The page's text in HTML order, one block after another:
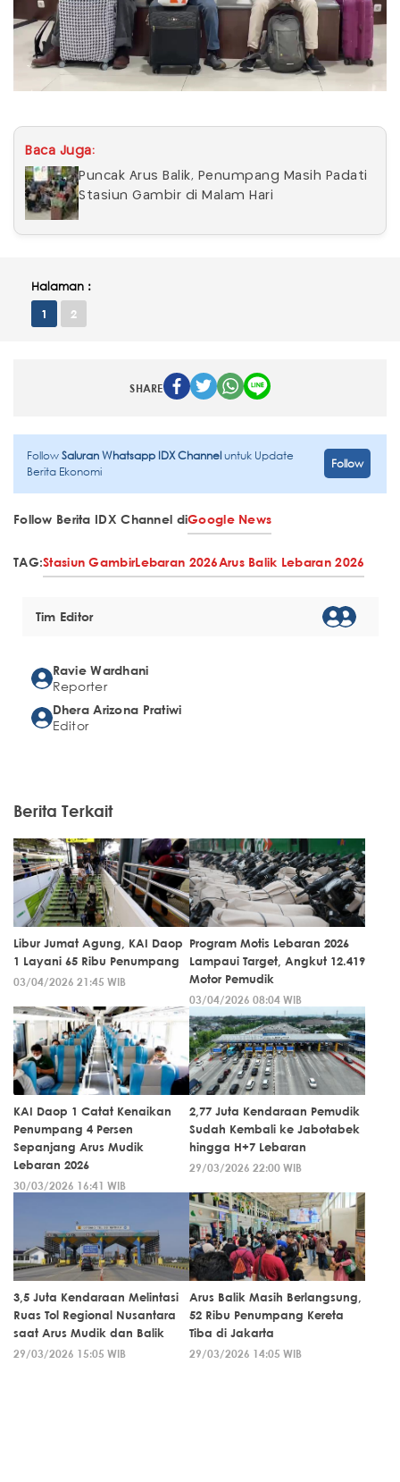
Baca Juga:
Puncak Arus Balik, Penumpang Masih Padati
Stasiun Gambir di Malam Hari
Halaman :
1 2
SHARE
FollowSaluran Whatsapp IDX Channeluntuk Update
Berita Ekonomi
Follow
Follow Berita IDX Channel diGoogle News
TAG:Stasiun GambirLebaran 2026Arus Balik Lebaran 2026
Tim Editor
Ravie Wardhani
Reporter
Dhera Arizona Pratiwi
Editor
Berita Terkait
Libur Jumat Agung, KAI Daop
1 Layani 65 Ribu Penumpang
03/04/2026 21:45 WIB
Program Motis Lebaran 2026
Lampaui Target, Angkut 12.419
Motor Pemudik
03/04/2026 08:04 WIB
KAI Daop 1 Catat Kenaikan
Penumpang 4 Persen
Sepanjang Arus Mudik
Lebaran 2026
30/03/2026 16:41 WIB
2,77 Juta Kendaraan Pemudik
Sudah Kembali ke Jabotabek
hingga H+7 Lebaran
29/03/2026 22:00 WIB
3,5 Juta Kendaraan Melintasi
Ruas Tol Regional Nusantara
saat Arus Mudik dan Balik
29/03/2026 15:05 WIB
Arus Balik Masih Berlangsung,
52 Ribu Penumpang Kereta
Tiba di Jakarta
29/03/2026 14:05 WIB